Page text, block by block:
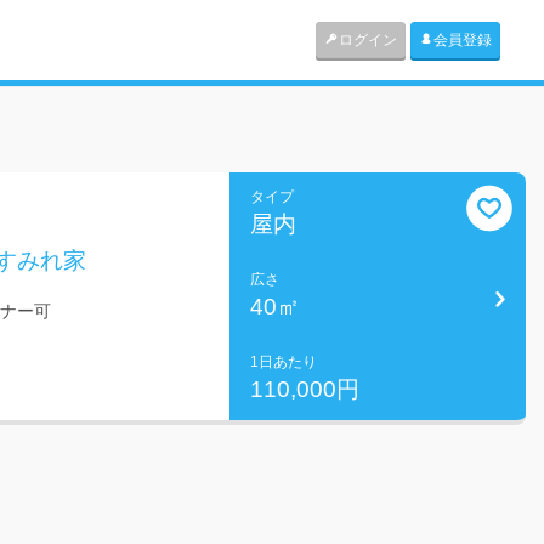
ログイン 会員登録
みれ家
ー可
タイプ
屋内
広さ
40㎡
1日あたり
110,000円